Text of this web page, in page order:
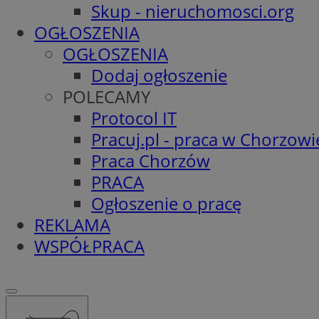
Skup - nieruchomosci.org
OGŁOSZENIA
OGŁOSZENIA
Dodaj ogłoszenie
POLECAMY
Protocol IT
Pracuj.pl - praca w
Praca Chorzów
PRACA
Ogłoszenie o pracę
REKLAMA
WSPÓŁPRACA